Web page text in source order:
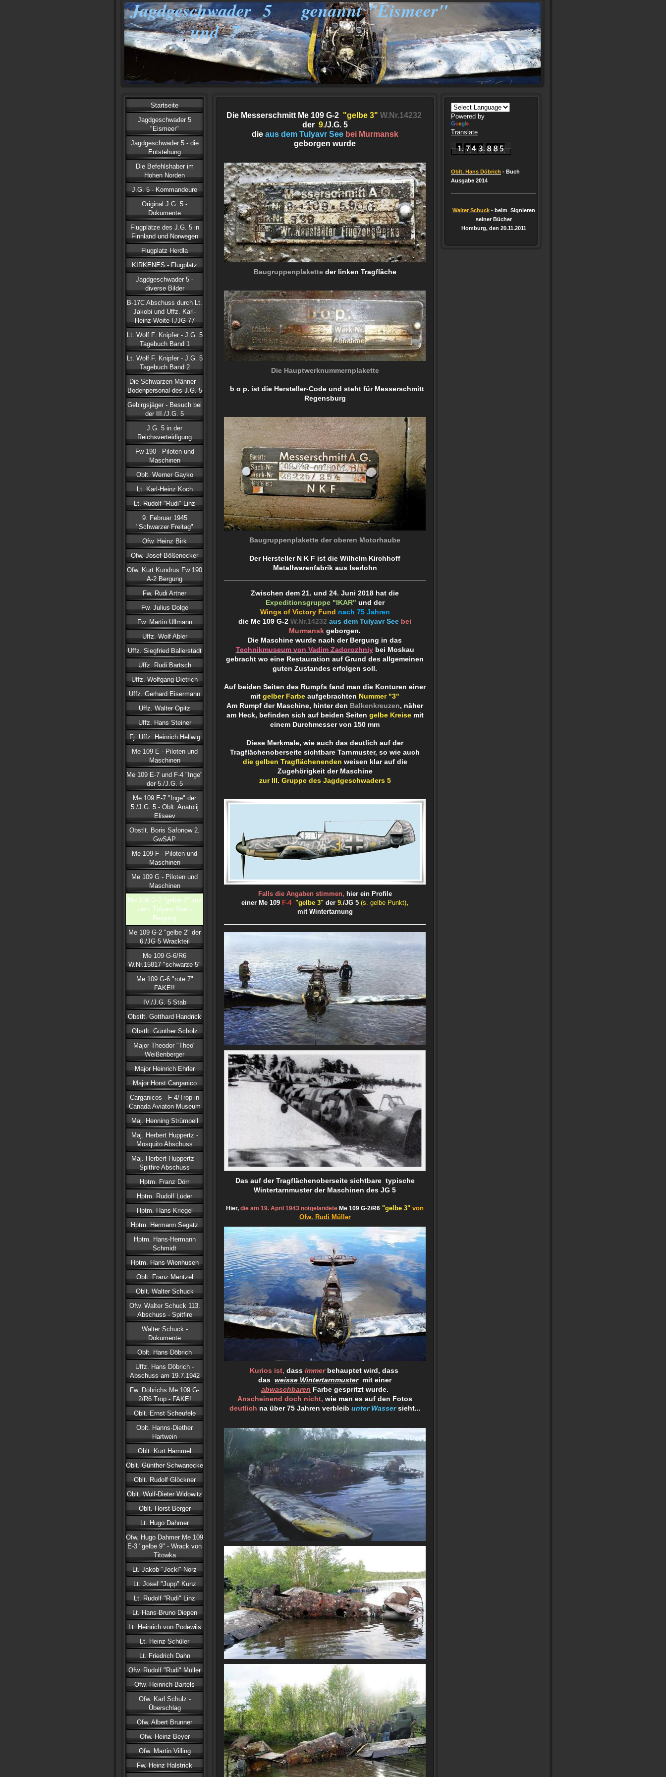
Jagdgeschwader 5 genannt "Eismeer"
und 7
Startseite
Jagdgeschwader 5
"Eismeer"
Jagdgeschwader 5 - die
Entstehung
Die Befehlshaber im
Hohen Norden
J.G. 5 - Kommandeure
Original J.G. 5 -
Dokumente
Flugplätze des J.G. 5 in
Finnland und Norwegen
Flugplatz Herdla
KIRKENES - Flugplatz
Jagdgeschwader 5 -
diverse Bilder
B-17C Abschuss durch Lt.
Jakobi und Uffz. Karl-
Heinz Woite I./JG 77
Lt. Wolf F. Knipfer - J.G. 5
Tagebuch Band 1
Lt. Wolf F. Knipfer - J.G. 5
Tagebuch Band 2
Die Schwarzen Männer -
Bodenpersonal des J.G. 5
Gebirgsjäger - Besuch bei
der III./J.G. 5
J.G. 5 in der
Reichsverteidigung
Fw 190 - Piloten und
Maschinen
Oblt. Werner Gayko
Lt. Karl-Heinz Koch
Lt. Rudolf "Rudi" Linz
9. Februar 1945
"Schwarzer Freitag"
Ofw. Heinz Birk
Ofw. Josef Bößenecker
Ofw. Kurt Kundrus Fw 190
A-2 Bergung
Fw. Rudi Artner
Fw. Julius Dolge
Fw. Martin Ullmann
Uffz. Wolf Abler
Uffz. Siegfried Ballerstädt
Uffz. Rudi Bartsch
Uffz. Wolfgang Dietrich
Uffz. Gerhard Eisermann
Uffz. Walter Opitz
Uffz. Hans Steiner
Fj. Uffz. Heinrich Hellwig
Me 109 E - Piloten und
Maschinen
Me 109 E-7 und F-4 "Inge"
der 5./J.G. 5
Me 109 E-7 "Inge" der
5./J.G. 5 - Oblt. Anatolij
Eliseev
Obstlt. Boris Safonow 2.
GwSAP
Me 109 F - Piloten und
Maschinen
Me 109 G - Piloten und
Maschinen
Me 109 G-2 "gelbe 3" aus
dem Tulyavr See -
Bergung
Me 109 G-2 "gelbe 2" der
6./JG 5 Wrackteil
Me 109 G-6/R6
W.Nr.15817 "schwarze 5"
Me 109 G-6 "rote 7"
FAKE!!
IV./J.G. 5 Stab
Obstlt. Gotthard Handrick
Obstlt. Günther Scholz
Major Theodor "Theo"
Weißenberger
Major Heinrich Ehrler
Major Horst Carganico
Carganicos - F-4/Trop in
Canada Aviaton Museum
Maj. Henning Strümpell
Maj. Herbert Huppertz -
Mosquito Abschuss
Maj. Herbert Huppertz -
Spitfire Abschuss
Hptm. Franz Dörr
Hptm. Rudolf Lüder
Hptm. Hans Kriegel
Hptm. Hermann Segatz
Hptm. Hans-Hermann
Schmidt
Hptm. Hans Wienhusen
Oblt. Franz Mentzel
Oblt. Walter Schuck
Ofw. Walter Schuck 113.
Abschuss - Spitfire
Walter Schuck -
Dokumente
Oblt. Hans Döbrich
Uffz. Hans Döbrich -
Abschuss am 19.7.1942
Fw. Döbrichs Me 109 G-
2/R6 Trop - FAKE!
Oblt. Ernst Scheufele
Oblt. Hanns-Diether
Hartwein
Oblt. Kurt Hammel
Oblt. Günther Schwanecke
Oblt. Rudolf Glöckner
Oblt. Wulf-Dieter Widowitz
Oblt. Horst Berger
Lt. Hugo Dahmer
Ofw. Hugo Dahmer Me 109
E-3 "gelbe 9" - Wrack von
Titowka
Lt. Jakob "Jockl" Norz
Lt. Josef "Jupp" Kunz
Lt. Rudolf "Rudi" Linz
Lt. Hans-Bruno Diepen
Lt. Heinrich von Podewils
Lt. Heinz Schüler
Lt. Friedrich Dahn
Ofw. Rudolf "Rudi" Müller
Ofw. Heinrich Bartels
Ofw. Karl Schulz -
Überschlag
Ofw. Albert Brunner
Ofw. Heinz Beyer
Ofw. Martin Villing
Fw. Heinz Halstrick
Die Messerschmitt Me 109 G-2 "gelbe 3" W.Nr.14232
der 9./J.G. 5
die aus dem Tulyavr See bei Murmansk
geborgen wurde
Baugruppenplaketteder linken Tragfläche
Die Hauptwerknummernplakette
b o p. ist die Hersteller-Code und steht für Messerschmitt
Regensburg
Baugruppenplakette der oberen Motorhaube
Der Hersteller N K F ist die Wilhelm Kirchhoff
Metallwarenfabrik aus Iserlohn
Zwischen dem 21. und 24. Juni 2018 hat die
Expeditionsgruppe "IKAR" und der
Wings of Victory Fund nach 75 Jahren
die Me 109 G-2 W.Nr.14232 aus dem Tulyavr See bei
Murmansk geborgen.
Die Maschine wurde nach der Bergung in das
Technikmuseum von Vadim Zadorozhniybei Moskau
gebracht wo eine Restauration auf Grund des allgemeinen
guten Zustandes erfolgen soll.
Auf beiden Seiten des Rumpfs fand man die Konturen einer
mit gelber Farbe aufgebrachten Nummer "3"
Am Rumpf der Maschine, hinter den Balkenkreuzen, näher
am Heck, befinden sich auf beiden Seiten gelbe Kreisemit
einem Durchmesser von 150 mm
Diese Merkmale, wie auch das deutlich auf der
Tragflächenoberseite sichtbare Tarnmuster, so wie auch
die gelben Tragflächenenden weisen klar auf die
Zugehörigkeit der Maschine
zur III. Gruppe des Jagdgeschwaders 5
Falls die Angaben stimmen, hier ein Profile
einer Me 109 F-4 "gelbe 3" der 9./JG 5 (s. gelbe Punkt),
mit Wintertarnung
Das auf der Tragflächenoberseite sichtbare typische
Wintertarnmuster der Maschinen des JG 5
Hier, die am 19. April 1943 notgelandete Me 109 G-2/R6 "gelbe 3" von
Ofw. Rudi Müller
Kurios ist, dass immerbehauptet wird, dass
das weisse Wintertarnmuster mit einer
abwaschbaren Farbe gespritzt wurde.
Anscheinend doch nicht, wie man es auf den Fotos
deutlich na über 75 Jahren verbleib unter Wassersieht...
Powered by
Translate
Oblt. Hans Döbrich - Buch
Ausgabe 2014
Walter Schuck- beim Signieren
seiner Bücher
Homburg, den 20.11.2011